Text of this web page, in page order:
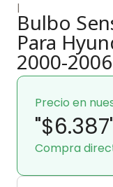
|
Bulbo
Para
2000-2006
Precio en
Compra